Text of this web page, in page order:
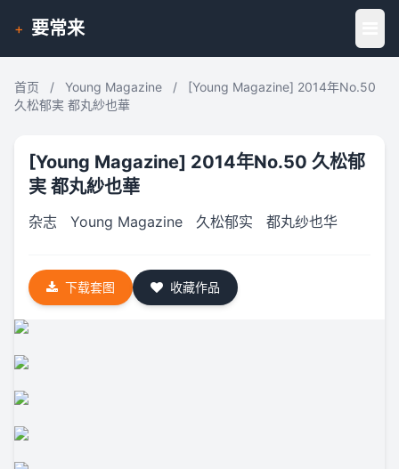
+ 要常来
首页 / Young Magazine /
[Young Magazine] 2014年No.50
久松郁実 都丸紗也華
[Young Magazine] 2014年No.50 久松郁
実 都丸紗也華
杂志 Young Magazine 久松郁实 都丸纱也华
下载套图 收藏作品